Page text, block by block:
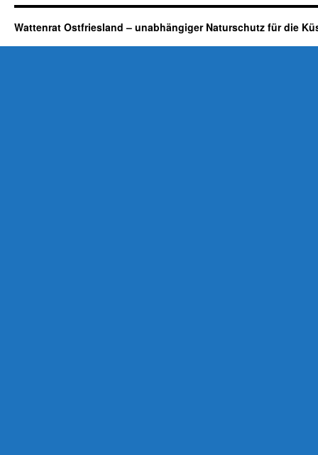
Wattenrat Ostfriesland – unabhängiger Naturschutz für die